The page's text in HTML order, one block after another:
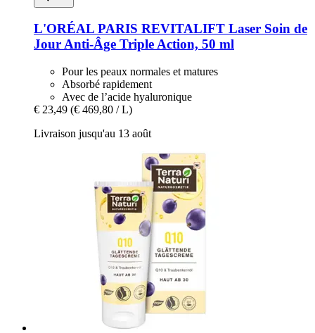
L'ORÉAL PARIS REVITALIFT Laser Soin de
Jour Anti-​Âge Triple Action, 50 ml
Pour les peaux normales et matures
Absorbé rapidement
Avec de l’acide hyaluronique
€ 23,49 (€ 469,80 / L)
Livraison jusqu'au 13 août